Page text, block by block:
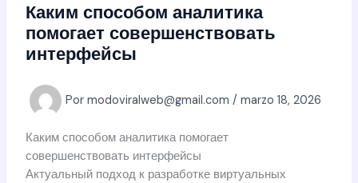
Каким способом аналитика
помогает совершенствовать
интерфейсы
Por modoviralweb@gmail.com / marzo 18, 2026
Каким способом аналитика помогает
совершенствовать интерфейсы
Актуальный подход к разработке виртуальных